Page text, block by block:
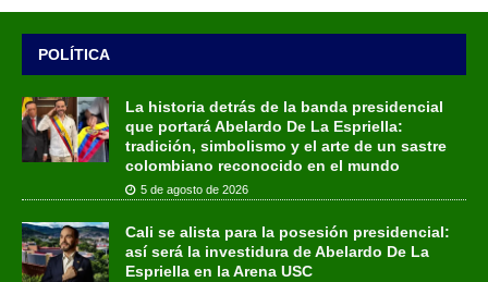
POLÍTICA
La historia detrás de la banda presidencial
que portará Abelardo De La Espriella:
tradición, simbolismo y el arte de un sastre
colombiano reconocido en el mundo
5 de agosto de 2026
Cali se alista para la posesión presidencial:
así será la investidura de Abelardo De La
Espriella en la Arena USC